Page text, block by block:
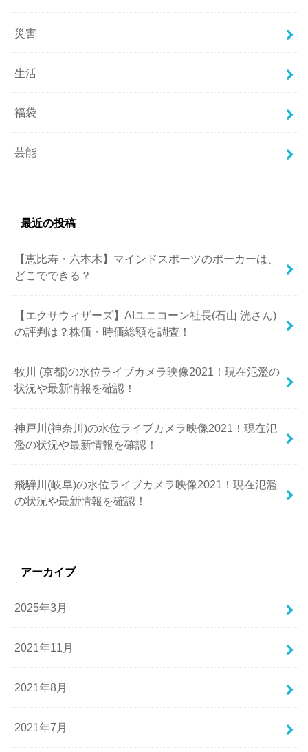
災害
生活
福袋
芸能
最近の投稿
【恵比寿・六本木】マインドスポーツのポーカーは、
どこでできる？
【エクサウィザーズ】AIユニコーン社長(石山 洸さん)
の評判は？株価・時価総額を調査！
牧川 (京都)の水位ライブカメラ映像2021！現在氾濫の
状況や最新情報を確認！
神戸川(神奈川)の水位ライブカメラ映像2021！現在氾
濫の状況や最新情報を確認！
飛騨川(岐阜)の水位ライブカメラ映像2021！現在氾濫
の状況や最新情報を確認！
アーカイブ
2025年3月
2021年11月
2021年8月
2021年7月